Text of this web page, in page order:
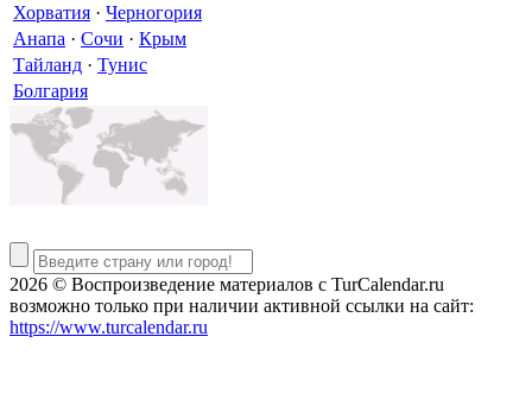
Хорватия · Черногория
Анапа · Сочи · Крым
Тайланд · Тунис
Болгария
2026 © Воспроизведение материалов c TurCalendar.ru
возможно только при наличии активной ссылки на сайт:
https://www.turcalendar.ru